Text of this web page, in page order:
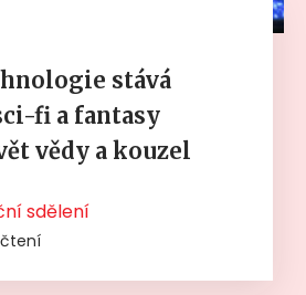
stává
fi a fantasy
vědy a kouzel
sdělení